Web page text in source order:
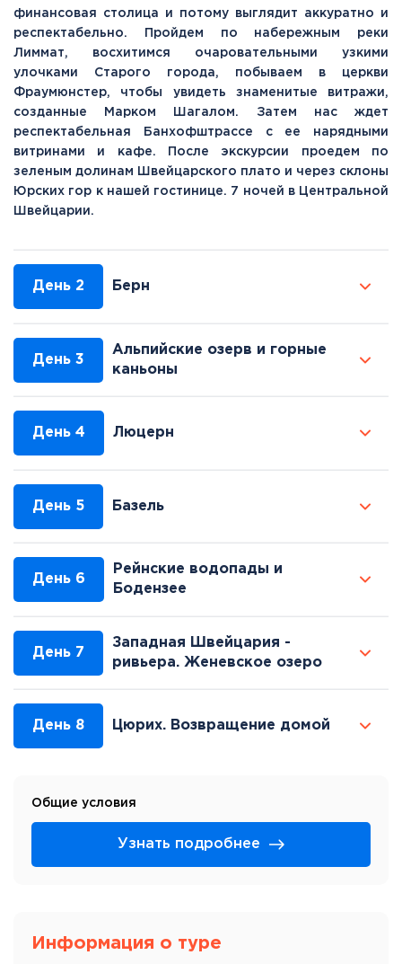
финансовая столица и потому выглядит аккуратно и
респектабельно. Пройдем по набережным реки
Лиммат, восхитимся очаровательными узкими
улочками Старого города, побываем в церкви
Фраумюнстер, чтобы увидеть знаменитые витражи,
созданные Марком Шагалом. Затем нас ждет
респектабельная Банхофштрассе с ее нарядными
витринами и кафе. После экскурсии проедем по
зеленым долинам Швейцарского плато и через склоны
Юрских гор к нашей гостинице. 7 ночей в Центральной
Швейцарии.
День 2 Берн
День 3
Альпийские озерв и горные
каньоны
День 4 Люцерн
День 5 Базель
День 6
Рейнские водопады и
Бодензее
День 7
Западная Швейцария -
ривьера. Женевское озеро
День 8 Цюрих. Возвращение домой
Общие условия
Узнать подробнее
Информация о туре